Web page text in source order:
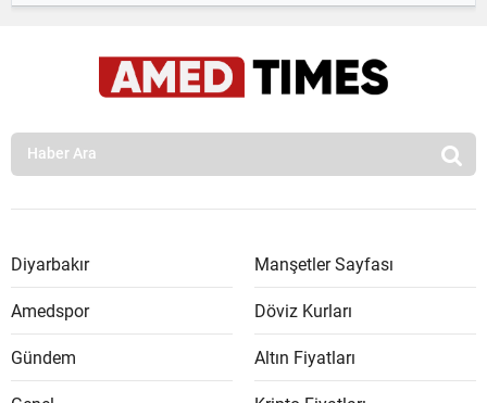
Diyarbakır
Amedspor
Gündem
Manşetler Sayfası
Döviz Kurları
Altın Fiyatları